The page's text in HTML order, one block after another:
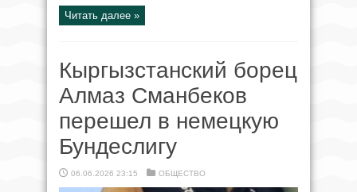
Читать далее »
Кыргызстанский борец
Алмаз Сманбеков
перешел в немецкую
Бундеслигу
06.06.2026 23:15 ОБЩЕСТВО